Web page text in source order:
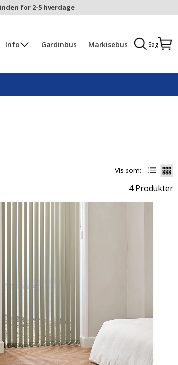
for 2-5 hverdage
Søg
Info Gardinbus Markisebus
Vis som:
4 Produkter